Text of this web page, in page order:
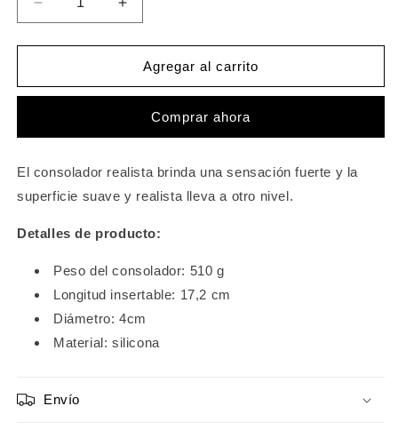
Reducir
cantidad
para
Dilido
silicona
ventosa
Longitud
6,77
Aumentar
cantidad
para
Loviss
Dilido
silicona
ventosa
Longitud
6,77
Agregar al carrito
Comprar ahora
El consolador realista brinda una sensación fuerte y la
superficie suave y realista lleva a otro nivel.
Detalles de producto:
Peso del consolador: 510 g
Longitud insertable: 17,2 cm
Diámetro: 4cm
Material: silicona
Envío